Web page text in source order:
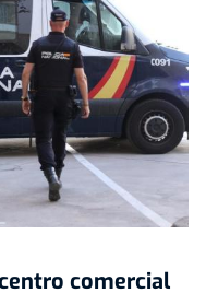
comercial